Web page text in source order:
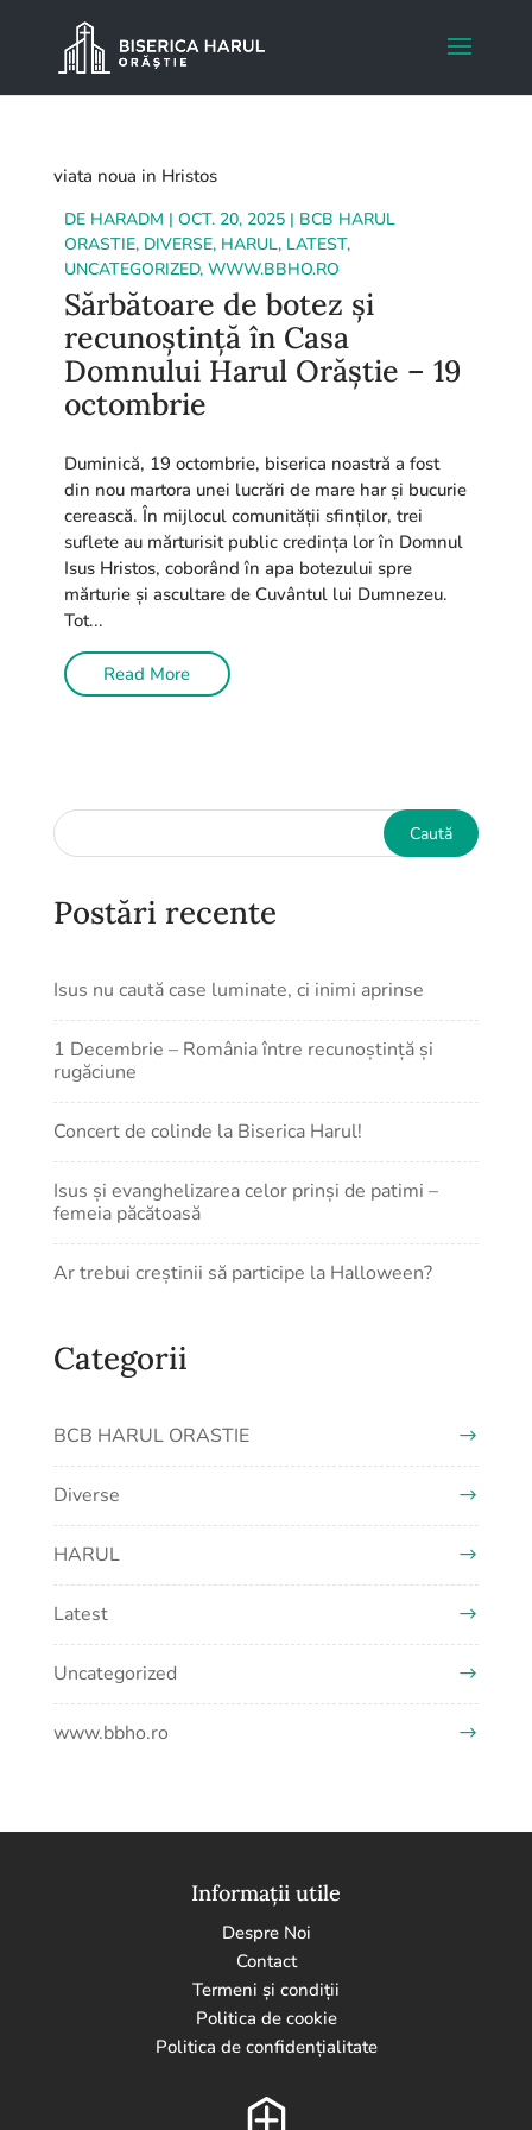
viata noua in Hristos
DE HARADM | OCT. 20, 2025| BCB HARUL
ORASTIE, DIVERSE, HARUL, LATEST,
UNCATEGORIZED, WWW.BBHO.RO
Sărbătoare de botez și
recunoștință în Casa
Domnului Harul Orăștie – 19
octombrie
Duminică, 19 octombrie, biserica noastră a fost
din nou martora unei lucrări de mare har și bucurie
cerească. În mijlocul comunității sfinților, trei
suflete au mărturisit public credința lor în Domnul
Isus Hristos, coborând în apa botezului spre
mărturie și ascultare de Cuvântul lui Dumnezeu.
Tot...
Read More
Postări recente
Isus nu caută case luminate, ci inimi aprinse
1 Decembrie – România între recunoștință și
rugăciune
Concert de colinde la Biserica Harul!
Isus și evanghelizarea celor prinși de patimi –
femeia păcătoasă
Ar trebui creștinii să participe la Halloween?
Categorii
BCB HARUL ORASTIE
Diverse
HARUL
Latest
Uncategorized
www.bbho.ro
Informații utile
Despre Noi
Contact
Termeni și condiții
Politica de cookie
Politica de confidențialitate